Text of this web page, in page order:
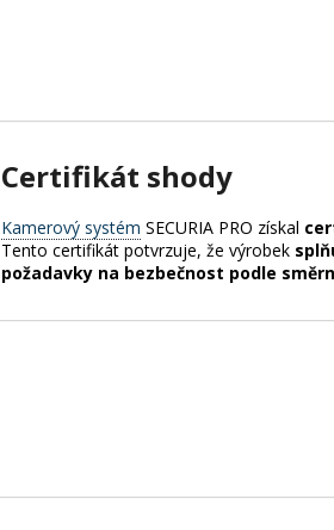
Certifikát shody
Kamerový systém SECURIA PRO získal
Tento certifikát potvrzuje, že výrobek
požadavky na bezbečnost podle